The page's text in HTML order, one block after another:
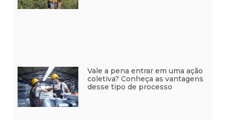
Vale a pena entrar em uma ação
coletiva? Conheça as vantagens
desse tipo de processo